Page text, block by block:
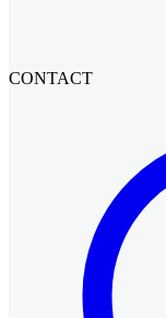
CONTACT